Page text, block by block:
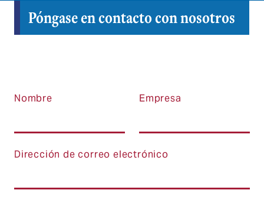
Póngase en contacto con nosotros
Nombre Empresa
Dirección de correo electrónico